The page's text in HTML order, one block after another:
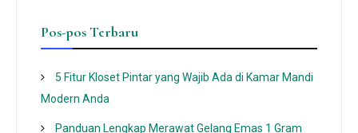
Pos-pos Terbaru
5 Fitur Kloset Pintar yang Wajib Ada di Kamar Mandi
Modern Anda
Panduan Lengkap Merawat Gelang Emas 1 Gram